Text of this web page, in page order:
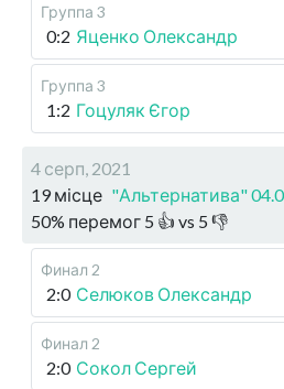
Группа 3
0:2 Яценко Олександр
Группа 3
1:2 Гоцуляк Єгор
4 серп, 2021
19 місце "Альтернатива"
50% перемог 5 👍 vs 5 👎
Финал 2
2:0 Селюков Олександр
Финал 2
2:0 Сокол Сергей